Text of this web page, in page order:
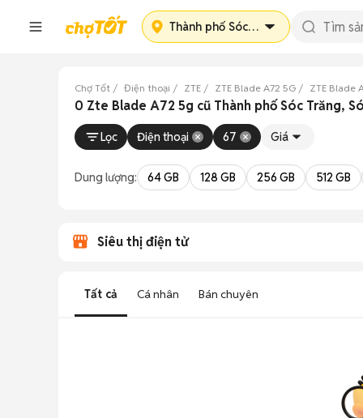
Thành phố Sóc Trăng
Chợ Tốt Điện thoại ZTE ZTE Blade A72 5G ZTE Blade
0 Zte Blade A72 5g cũ Thành phố Sóc Trăng,
Lọc Điện thoại 67 Giá
Dung lượng: 64 GB 128 GB 256 GB 512 GB
Siêu thị điện tử
Tất cả Cá nhân Bán chuyên